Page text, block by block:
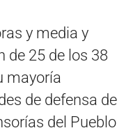
y media y
de 25 de los 38
mayoría
de defensa de
del Pueblo